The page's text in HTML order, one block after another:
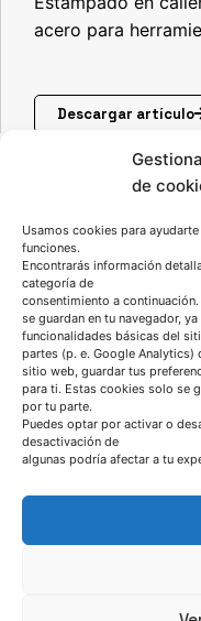
de
Usamos cookies para
funciones.
Encontrarás información
categoría de
consentimiento a
se guardan en tu navegador,
funcionalidades básicas del
partes (p. e. Google Analytics)
sitio web, guardar tus
para ti. Estas cookies solo se
por tu parte.
Puedes optar por activar o
desactivación de
algunas podría afectar a tu
acero para
Descargar artículo
HABLEMOS